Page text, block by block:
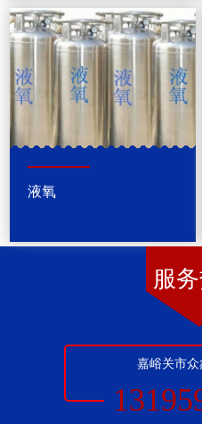
液氧
服
嘉峪关市